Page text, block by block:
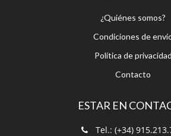
¿Quiénes somos?
Condiciones de
Política de privacidad
Contacto
ESTAR EN
Tel.: (+34)